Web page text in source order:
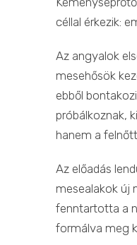
céllal érkezik:
Az angyalok
mesehősök
ebből
próbálkoznak,
hanem a
Az előadás
mesealakok új
fenntartotta a
formálva meg